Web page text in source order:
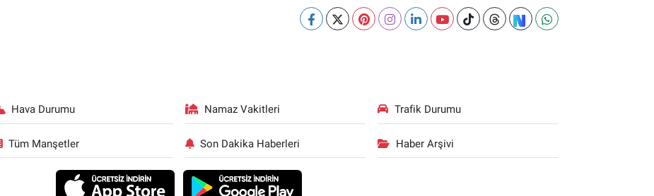
Hava Durumu Namaz Vakitleri Trafik Durumu
Tüm Manşetler Son Dakika Haberleri Haber Arşivi